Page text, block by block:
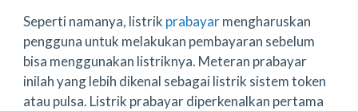
Seperti namanya, listrik prabayarmengharuskan
pengguna untuk melakukan pembayaran sebelum
bisa menggunakan listriknya. Meteran prabayar
inilah yang lebih dikenal sebagai listrik sistem token
atau pulsa. Listrik prabayar diperkenalkan pertama